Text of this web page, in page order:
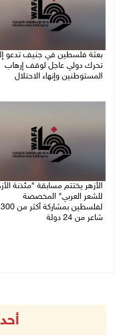
بعثة فلسطين في جنيف تدعو
تحرك دولي عاجل لوقف إرهاب
المستوطنين وإنهاء الاحتلال
الأزهر يختتم مسابقة "مئذنة
للشعر العربي" المخصصة
لفلسطين بمشاركة أكثر من 300
شاعر من 24 دولة